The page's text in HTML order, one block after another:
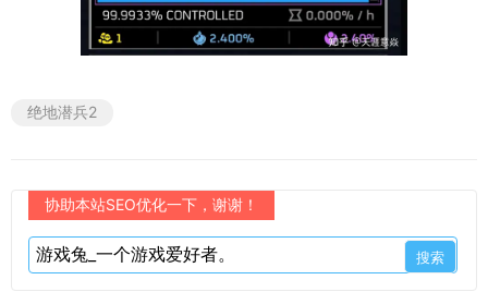
绝地潜兵2
协助本站SEO优化一下，谢谢！